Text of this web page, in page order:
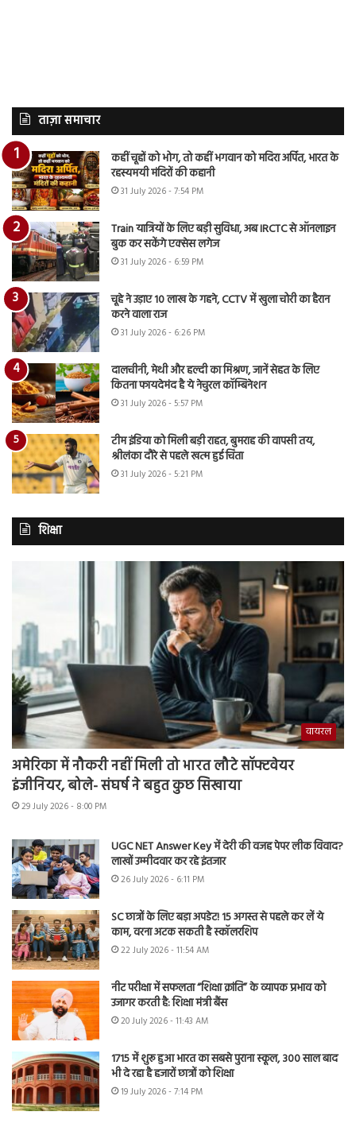
ताज़ा समाचार
कहीं चूहों को भोग, तो कहीं भगवान को मदिरा अर्पित, भारत के
रहस्यमयी मंदिरों की कहानी
31 July 2026 - 7:54 PM
Train यात्रियों के लिए बड़ी सुविधा, अब IRCTC से ऑनलाइन
बुक कर सकेंगे एक्सेस लगेज
31 July 2026 - 6:59 PM
चूहे ने उड़ाए 10 लाख के गहने, CCTV में खुला चोरी का हैरान
करने वाला राज
31 July 2026 - 6:26 PM
दालचीनी, मेथी और हल्दी का मिश्रण, जानें सेहत के लिए
कितना फायदेमंद है ये नेचुरल कॉम्बिनेशन
31 July 2026 - 5:57 PM
टीम इंडिया को मिली बड़ी राहत, बुमराह की वापसी तय,
श्रीलंका दौरे से पहले खत्म हुई चिंता
31 July 2026 - 5:21 PM
शिक्षा
वायरल
अमेरिका में नौकरी नहीं मिली तो भारत लौटे सॉफ्टवेयर
इंजीनियर, बोले- संघर्ष ने बहुत कुछ सिखाया
29 July 2026 - 8:00 PM
UGC NET Answer Key में देरी की वजह पेपर लीक विवाद?
लाखों उम्मीदवार कर रहे इंतजार
26 July 2026 - 6:11 PM
SC छात्रों के लिए बड़ा अपडेट! 15 अगस्त से पहले कर लें ये
काम, वरना अटक सकती है स्कॉलरशिप
22 July 2026 - 11:54 AM
नीट परीक्षा में सफलता “शिक्षा क्रांति” के व्यापक प्रभाव को
उजागर करती है: शिक्षा मंत्री बैंस
20 July 2026 - 11:43 AM
1715 में शुरू हुआ भारत का सबसे पुराना स्कूल, 300 साल बाद
भी दे रहा है हजारों छात्रों को शिक्षा
19 July 2026 - 7:14 PM